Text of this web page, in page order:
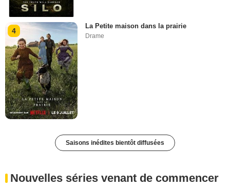
4
La Petite maison dans la prairie
Drame
Saisons inédites bientôt diffusées
Nouvelles séries venant de commencer